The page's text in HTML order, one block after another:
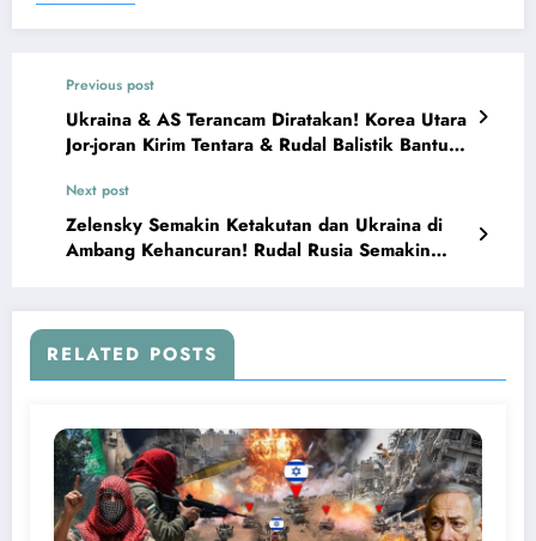
Previous post
Ukraina & AS Terancam Diratakan! Korea Utara
Jor-joran Kirim Tentara & Rudal Balistik Bantu
Next post
Zelensky Semakin Ketakutan dan Ukraina di
Ambang Kehancuran! Rudal Rusia Semakin
RELATED POSTS